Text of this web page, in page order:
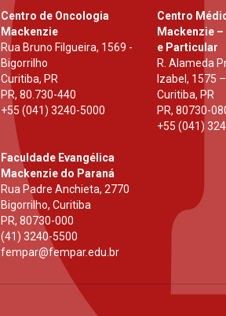
Centro de Oncologia
Mackenzie
Rua Bruno Filgueira, 1569 -
Bigorrilho
Curitiba, PR
PR,80.730-440
+55 (041) 3240-5000
Centro
Mackenzie
e Particular
R. Alameda
Izabel, 1575
Curitiba, PR
PR, 80730-
+55 (041)
Faculdade Evangélica
Mackenzie do Paraná
Rua Padre Anchieta, 2770
Bigorrilho, Curitiba
PR,80730-000
(41) 3240-5500
fempar@fempar.edu.br